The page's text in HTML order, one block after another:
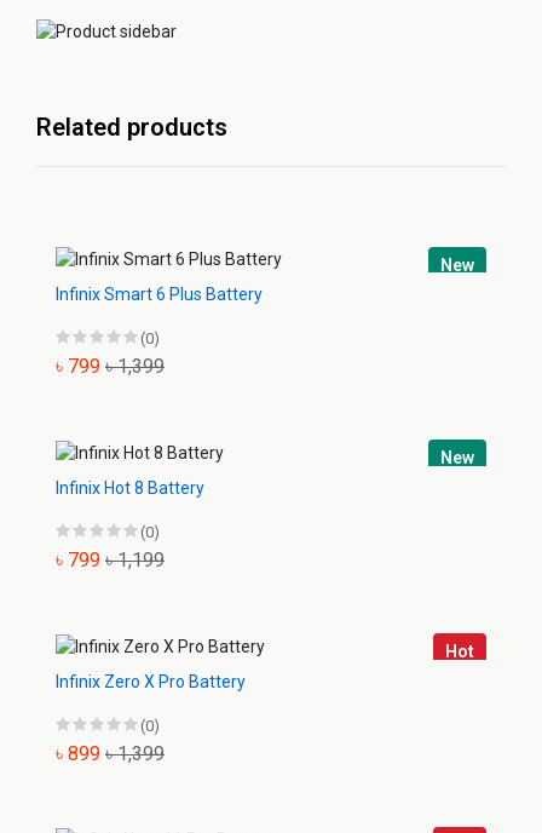
Related products
New
Infinix Smart 6 Plus Battery
(0)
৳ 799 ৳ 1,399
New
Infinix Hot 8 Battery
(0)
৳ 799 ৳ 1,199
Hot
Infinix Zero X Pro Battery
(0)
৳ 899 ৳ 1,399